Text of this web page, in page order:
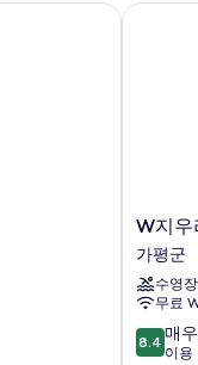
W
지
우
리
조
트
가
W지우
가평군
수영장
무료
10
점
8.4 매
이용
W지우